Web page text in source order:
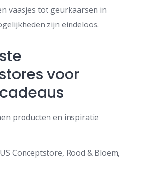
vaasjes tot geurkaarsen in
zijn eindeloos.
voor
producten en inspiratie
Conceptstore, Rood & Bloem,